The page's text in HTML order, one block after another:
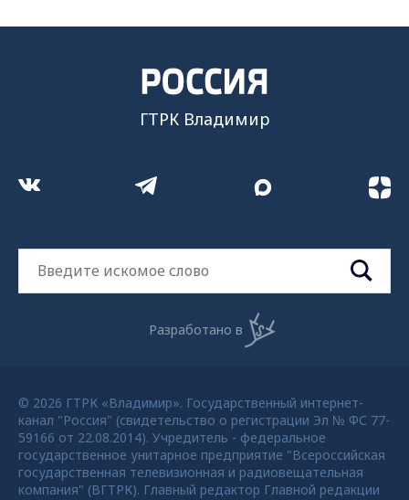
ГТРК Владимир
Разработано в
© 2026 ГТРК «Владимир». Государственный интернет-
канал "Россия" (свидетельство о регистрации Эл № ФС 77-
59166 от 22.08.2014). Учредитель - федеральное
государственное унитарное предприятие "Всероссийская
государственная телевизионная и радиовещательная
компания" (ВГТРК). Главный редактор Главной редакции